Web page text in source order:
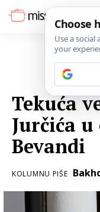
Tekuća
Jurčića
Bevandi
KOLUMNU PIŠE